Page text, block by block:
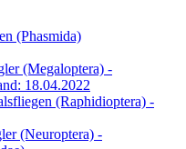
(Phasmida)
(Megaloptera) -
18.04.2022
(Raphidioptera) -
(Neuroptera) -